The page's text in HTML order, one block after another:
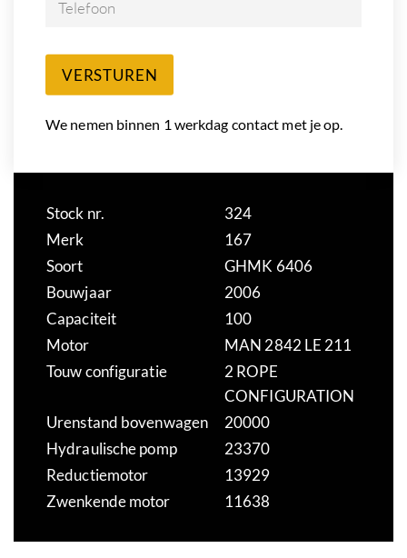
Telefoon
VERSTUREN
We nemen binnen 1 werkdag contact met je op.
Stock nr.
324
Merk
167
Soort
GHMK 6406
Bouwjaar
2006
Capaciteit
100
Motor
MAN 2842 LE 211
Touw configuratie
2 ROPE
CONFIGURATION
Urenstand bovenwagen
20000
Hydraulische pomp
23370
Reductiemotor
13929
Zwenkende motor
11638